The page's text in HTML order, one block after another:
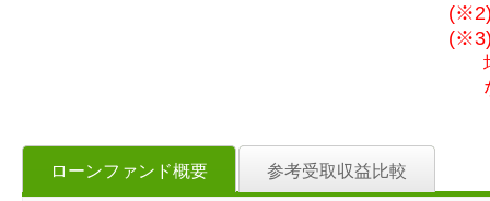
(※2)
(※3)
ローンファンド概要 参考受取収益比較